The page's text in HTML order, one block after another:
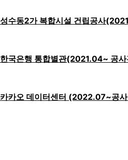
성수동2가 복합시설 건립공사
한국은행 통합별관(2021.04~ 공사
카카오 데이터센터 (2022.07~공